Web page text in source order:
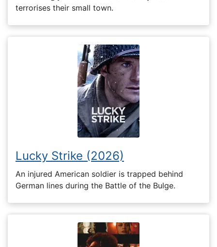
terrorises their small town.
Lucky Strike (2026)
An injured American soldier is trapped behind
German lines during the Battle of the Bulge.